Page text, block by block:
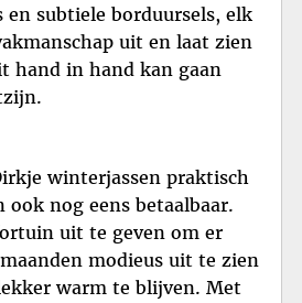
subtiele borduursels, elk
uit en laat zien
hand in hand kan gaan
winterjassen praktisch
nog eens betaalbaar.
uit te geven om er
modieus uit te zien
warm te blijven. Met